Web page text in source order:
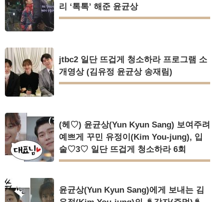
리 ‘톡톡’ 해준 윤균상
jtbc2 일단 뜨겁게 청소하라 프로그램 소
개영상 (김유정 윤균상 송재림)
(헤♡) 윤균상(Yun Kyun Sang) 보여주려
예쁘게 꾸민 유정이(Kim You-jung), 입
술♡3♡ 일단 뜨겁게 청소하라 6회
윤균상(Yun Kyun Sang)에게 보내는 김